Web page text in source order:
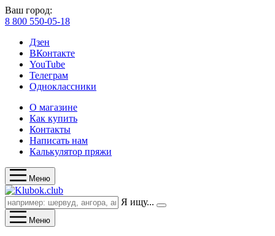
Ваш город:
8 800 550-05-18
Дзен
ВКонтакте
YouTube
Телеграм
Одноклассники
О магазине
Как купить
Контакты
Написать нам
Калькулятор пряжи
Меню
Я ищу...
Меню